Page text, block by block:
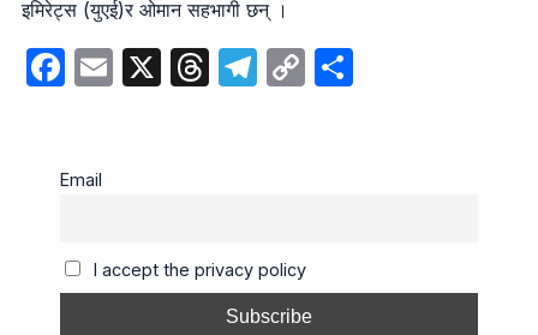
इमिरेट्स (युएई)र ओमान सहभागी छन् ।
F
e
o
o
E X T
s
T
m
C
n
k
S
Email
I accept the privacy policy